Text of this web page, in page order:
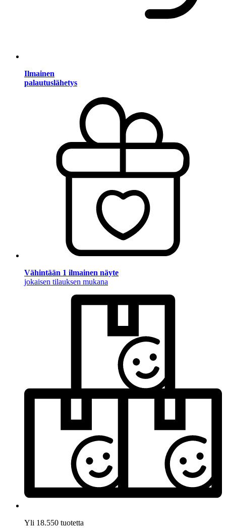
Ilmainen
palautuslähetys
Vähintään 1 ilmainen näyte
jokaisen tilauksen mukana
Yli 18.550 tuotetta